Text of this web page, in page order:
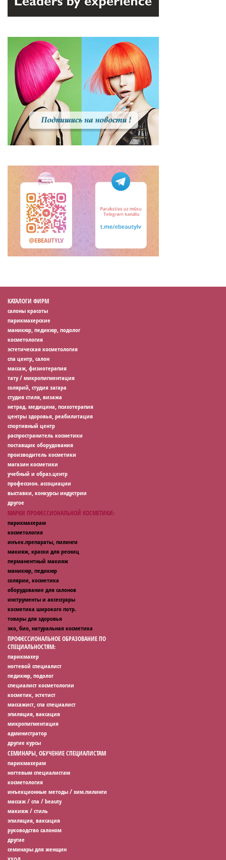
КАТАЛОГИ ФИРМ
салоны красоты
парикмахерские
маникюр, педикюр, подолог
косметология
эстетическая косметология
спа центр, салон
массаж, физиотерапия
тату / микропигментация
солярий, студия загара
студия стиля, визажа
нетрад. медицина, психотерапия
центры здоровья, реабилитация
спортивный центр
распространитель косметики
поставщик оборудования
производитель косметики
магазин косметики
учебный и образ.центр
профессион. ассоциации
выставки, конкурсы индустрии
другое
МАРКИ ПРОФЕССИОНАЛЬНОЙ КОСМЕТИКИ:
парикмахерам
косметология
инъек.препараты, пилинги
макияж, краски для ресниц
перманентный макияж
маникюр, педикюр
солярии, косметика
оборудование для салонов
инструменты и аксессуары
косметика широкого потр.
товары для здоровья
эко, био, натуральная косметика
ПРОФЕССИОНАЛЬНОЕ ОБРАЗОВАНИЕ ПО
СПЕЦИАЛЬНОСТЯМ:
парикмахер
ногтевой специалист
педикюр, подолог
специалист косметологии
косметик, эстетист
массажист, спа специалист
эпиляция, ваксация
микропигментация
администратор
другие курсы
СЕМИНАРЫ, ОБУЧЕНИЕ СПЕЦИАЛИСТАМ
парикмахерам
ногтевым специалистам
косметология
инъекционные методы / хим.пилинги
массаж / спа / beauty
макияж / стиль
эпиляция, ваксация
руководство салоном
другие
семинары для женщин